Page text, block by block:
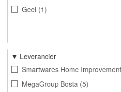
Geel 1
Leverancier
Smartwares Home Improvement
MegaGroup Bosta 5